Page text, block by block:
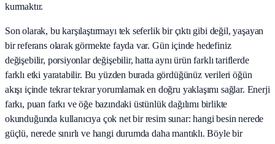
kurmaktır.
Son olarak, bu karşılaştırmayı tek seferlik bir çıktı gibi değil, yaşayan
bir referans olarak görmekte fayda var. Gün içinde hedefiniz
değişebilir, porsiyonlar değişebilir, hatta aynı ürün farklı tariflerde
farklı etki yaratabilir. Bu yüzden burada gördüğünüz verileri öğün
akışı içinde tekrar tekrar yorumlamak en doğru yaklaşımı sağlar. Enerji
farkı, puan farkı ve öğe bazındaki üstünlük dağılımı birlikte
okunduğunda kullanıcıya çok net bir resim sunar: hangi besin nerede
güçlü, nerede sınırlı ve hangi durumda daha mantıklı. Böyle bir